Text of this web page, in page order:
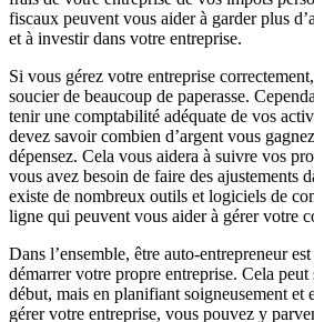
fiscaux peuvent vous aider à garder plus
et à investir dans votre entreprise.
Si vous gérez votre entreprise
soucier de beaucoup de paperasse.
tenir une comptabilité adéquate de vos
devez savoir combien d’argent vous
dépensez. Cela vous aidera à suivre vos
vous avez besoin de faire des ajustements
existe de nombreux outils et logiciels de
ligne qui peuvent vous aider à gérer votre
Dans l’ensemble, être auto-entrepreneur
démarrer votre propre entreprise. Cela
début, mais en planifiant soigneusement et
gérer votre entreprise, vous pouvez y